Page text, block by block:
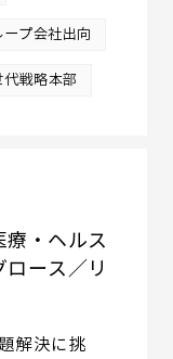
ープ会社出向
代戦略本部
・ヘルス
ース／リ
解決に挑